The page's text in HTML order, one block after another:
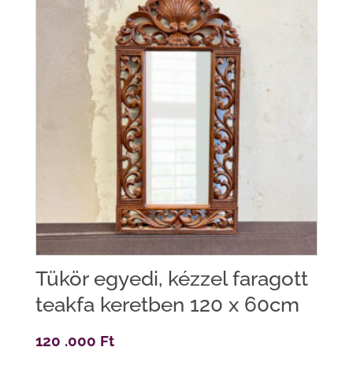
Tükör egyedi, kézzel faragott
teakfa keretben 120 x 60cm
120 .000 Ft